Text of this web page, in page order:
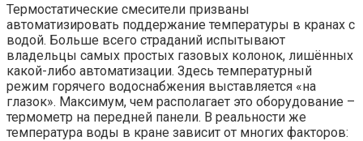
Термостатические смесители призваны
автоматизировать поддержание температуры в кранах с
водой. Больше всего страданий испытывают
владельцы самых простых газовых колонок, лишённых
какой-либо автоматизации. Здесь температурный
режим горячего водоснабжения выставляется «на
глазок». Максимум, чем располагает это оборудование –
термометр на передней панели. В реальности же
температура воды в кране зависит от многих факторов: